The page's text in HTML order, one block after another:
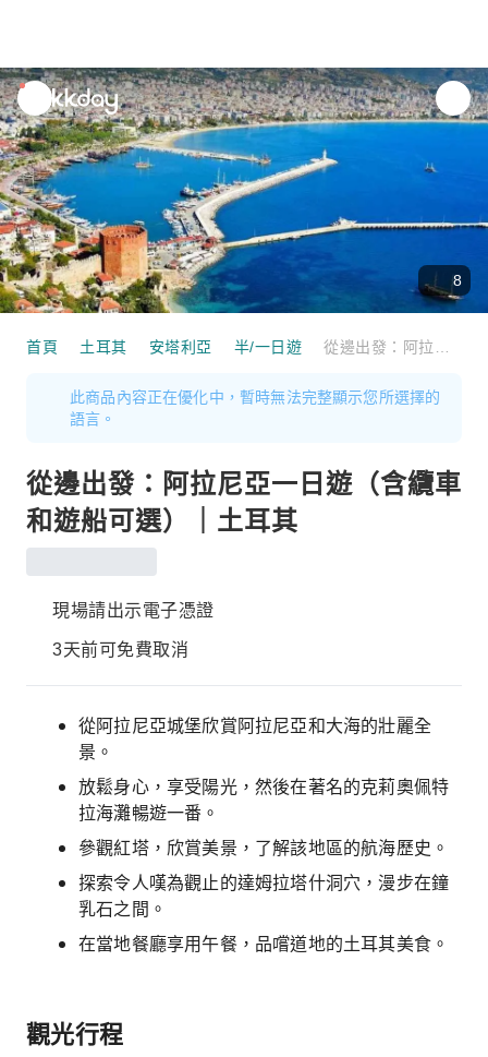
unread
notifications
8
首頁 土耳其 安塔利亞 半/一日遊
此商品內容正在優化中，暫時無法完整顯示您所選擇的
語言。
從邊出發：阿拉尼亞一日遊（含纜車
和遊船可選）｜土耳其
現場請出示電子憑證
3天前可免費取消
從阿拉尼亞城堡欣賞阿拉尼亞和大海的壯麗全
景。
放鬆身心，享受陽光，然後在著名的克莉奧佩特
拉海灘暢遊一番。
參觀紅塔，欣賞美景，了解該地區的航海歷史。
探索令人嘆為觀止的達姆拉塔什洞穴，漫步在鐘
乳石之間。
在當地餐廳享用午餐，品嚐道地的土耳其美食。
觀光行程